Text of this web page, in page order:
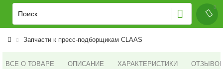
Запчасти к пресс-подборщикам CLAAS
ВСЕ О ТОВАРЕ ОПИСАНИЕ ХАРАКТЕРИСТИКИ ОТЗЫВОВ